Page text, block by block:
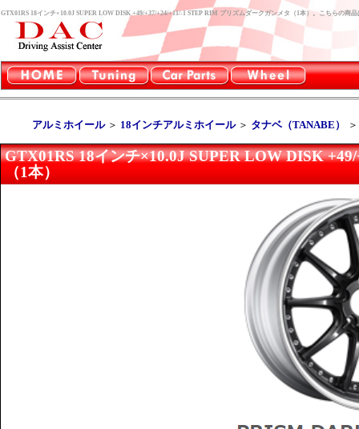
GTX01RS 18インチ×10.0J SUPER LOW DISK +49/+37/+24/+11/-1 STEP RIM プリズムダークガンメタ（1本）。こちらの商
アルミホイール＞ 18インチアルミホイール＞ タナベ（TANABE）
GTX01RS 18インチ×10.0J SUPER LOW DISK
（1本）